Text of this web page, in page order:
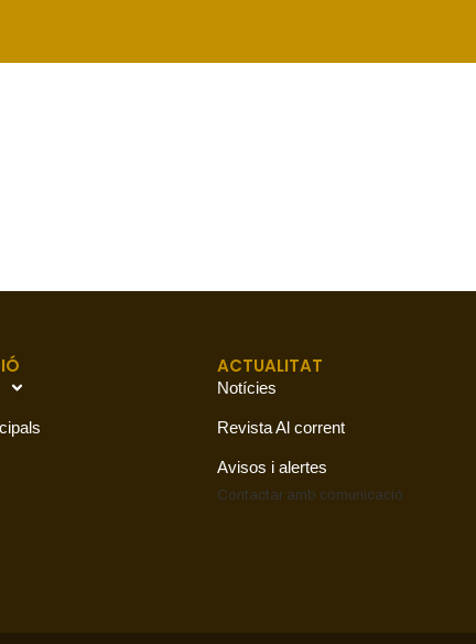
ACTUALITAT
Notícies
Revista Al corrent
Avisos i alertes
Contactar amb comunicació